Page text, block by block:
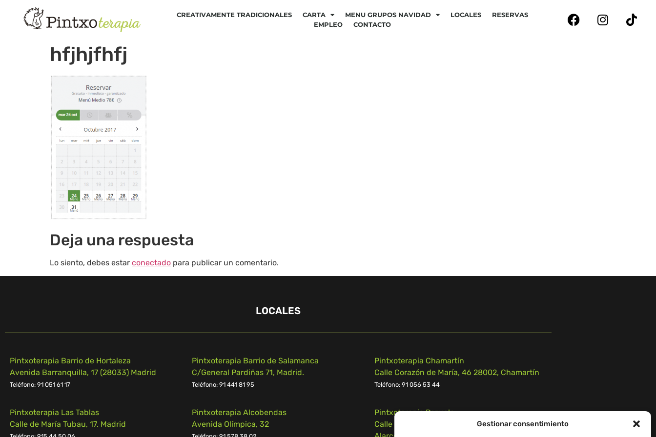
Gestionar consentimiento
CREATIVAMENTE TRADICIONALES CARTA MENU GRUPOS NAVIDAD LOCALES
RESERVAS
EMPLEO
CONTACTO
hfjhjfhfj
Deja una respuesta
Lo siento, debes estar conectado para publicar un comentario.
LOCALES
Pintxoterapia Barrio de Hortaleza
Avenida Barranquilla, 17 (28033) Madrid
Teléfono: 91 051 61 17
Pintxoterapia Barrio de Salamanca
C/General Pardiñas 71, Madrid.
Teléfono: 91 441 81 95
Pintxoterapia Chamartín
Calle Corazón de María, 46 28002, Chamartín
Teléfono: 91 056 53 44
Pintxoterapia Las Tablas
Calle de María Tubau, 17. Madrid
Pintxoterapia Alcobendas
Avenida Olímpica, 32
Pintxoterapia Pozuelo
Calle Campomanes n.º 55, 28223, Pozuelo de